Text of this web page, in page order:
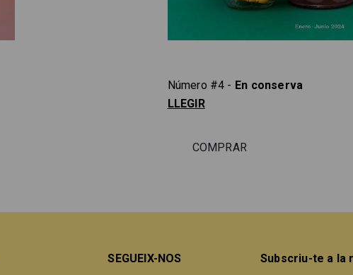
Número #4 - En conserva
LLEGIR
COMPRAR
SEGUEIX-NOS Subscriu-te a la